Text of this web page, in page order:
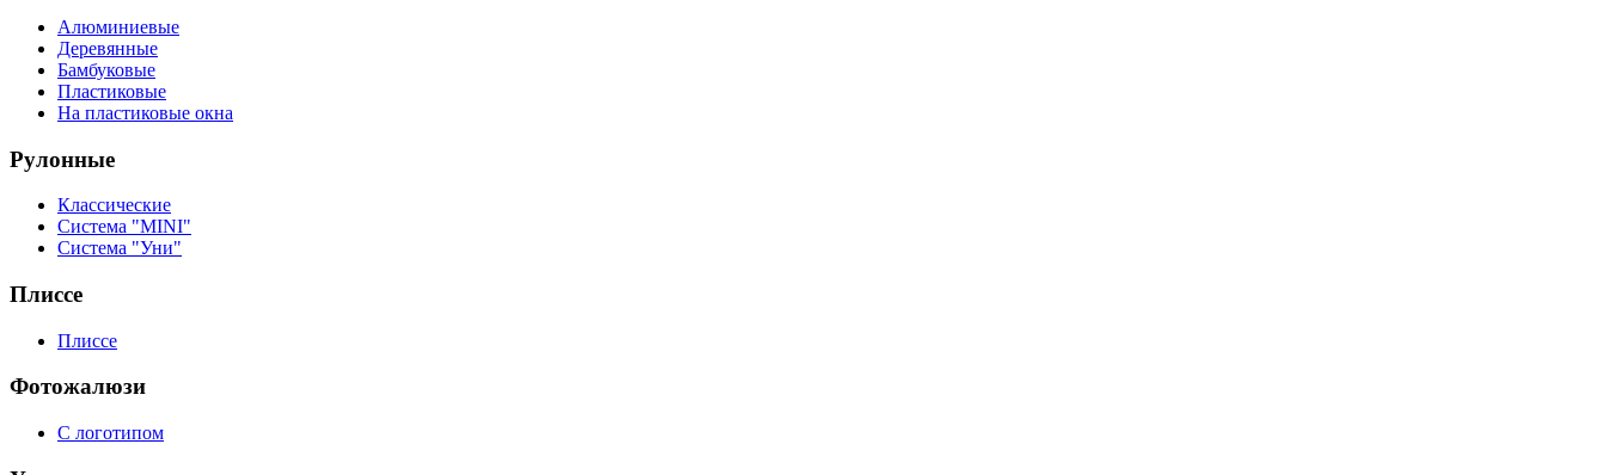
Алюминиевые
Деревянные
Бамбуковые
Пластиковые
На пластиковые окна
Рулонные
Классические
Система "MINI"
Система "Уни"
Плиссе
Плиссе
Фотожалюзи
С логотипом